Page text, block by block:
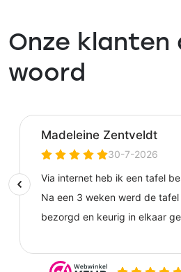
Onze klanten
woord